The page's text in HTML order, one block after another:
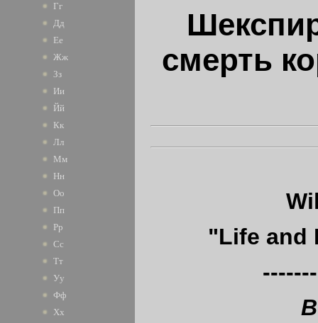
Гг
Дд
Ее
Жж
Зз
Ии
Йй
Кк
Лл
Мм
Нн
Оо
Пп
Рр
Сс
Тт
Уу
Фф
Хх
смерть
"Life and